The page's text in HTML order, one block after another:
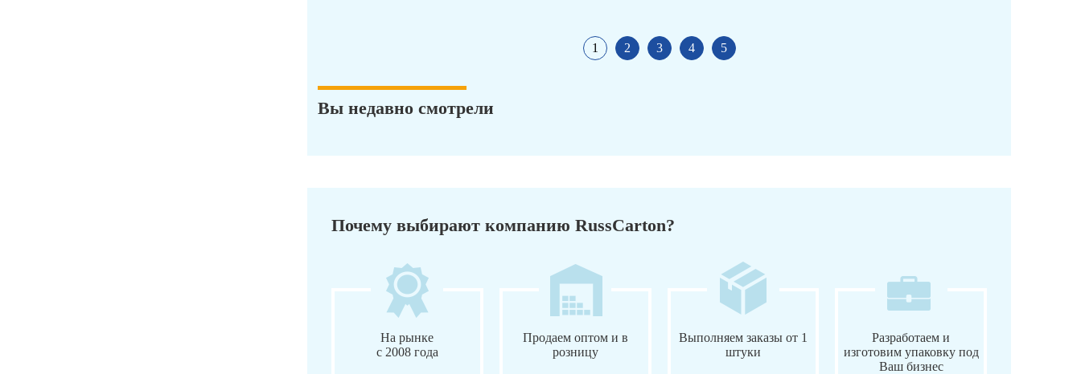
1 2 3 4 5
Вы недавно смотрели
Почему выбирают компанию RussCarton?
На рынке
с 2008 года
Продаем оптом и в
розницу
Выполняем заказы от 1
штуки
Разработаем и
изготовим упаковку под
Ваш бизнес